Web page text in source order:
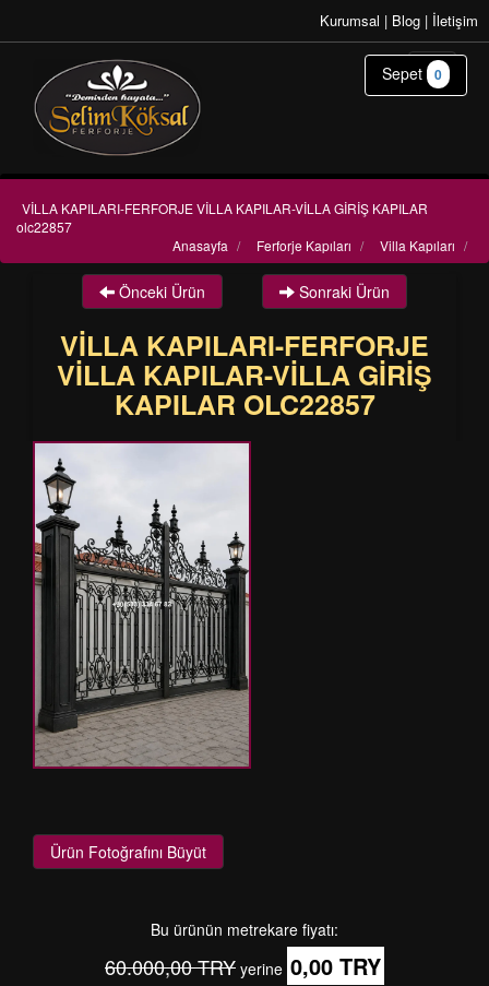
Kurumsal | Blog | İletişim
VİLLA KAPILARI-FERFORJE VİLLA KAPILAR-VİLLA GİRİŞ KAPILAR
olc22857
Villa Kapıları /
Ferforje Kapıları /
Anasayfa /
Önceki Ürün Sonraki Ürün
VİLLA KAPILARI-FERFORJE
VİLLA KAPILAR-VİLLA GİRİŞ
KAPILAR OLC22857
Ürün Fotoğrafını Büyüt
Bu ürünün metrekare fiyatı:
60.000,00 TRY yerine 0,00 TRY
Sepet 0